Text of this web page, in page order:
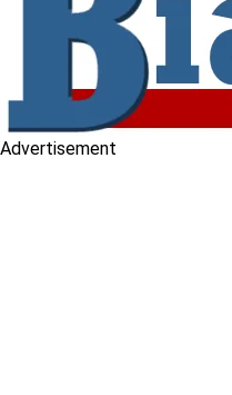
Advertisement